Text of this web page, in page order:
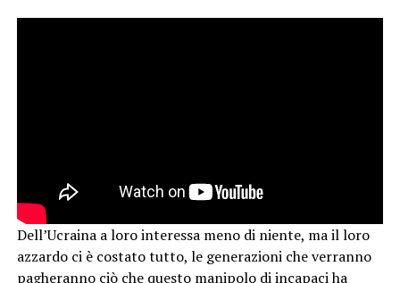
Dell’Ucraina a loro interessa meno di niente, ma il loro
azzardo ci è costato tutto, le generazioni che verranno
pagheranno ciò che questo manipolo di incapaci ha